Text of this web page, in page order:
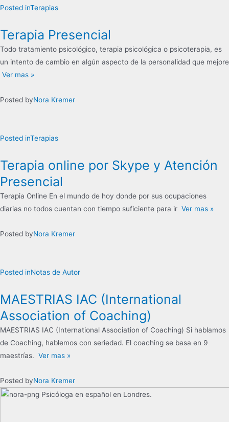
Posted inTerapias
Terapia Presencial
Todo tratamiento psicológico, terapia psicológica o psicoterapia, es
un intento de cambio en algún aspecto de la personalidad que mejore
Ver mas »
Posted byNora Kremer
Posted inTerapias
Terapia online por Skype y Atención
Presencial
Terapia Online En el mundo de hoy donde por sus ocupaciones
diarias no todos cuentan con tiempo suficiente para ir Ver mas »
Posted byNora Kremer
Posted inNotas de Autor
MAESTRIAS IAC (International
Association of Coaching)
MAESTRIAS IAC (International Association of Coaching) Si hablamos
de Coaching, hablemos con seriedad. El coaching se basa en 9
maestrías. Ver mas »
Posted byNora Kremer